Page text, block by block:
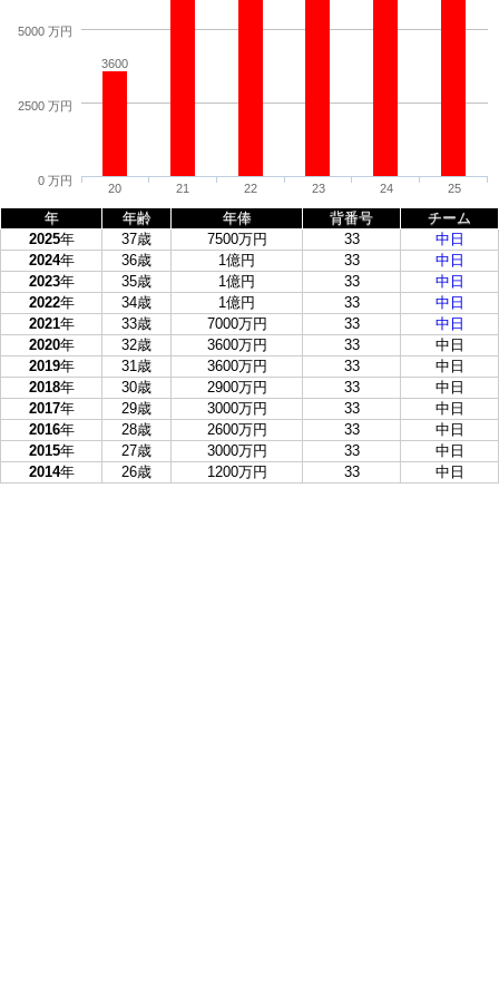
3600
20 21 22 23 24 25
0 万円
2500 万円
5000 万円
年 年齢 年俸 背番号
チーム
2025年 37歳 7500万円 33
中日
2024年 36歳 1億円 33
中日
2023年 35歳 1億円 33
中日
2022年 34歳 1億円 33
中日
2021年 33歳 7000万円 33
中日
2020年 32歳 3600万円 33
中日
2019年 31歳 3600万円 33
中日
2018年 30歳 2900万円 33
中日
2017年 29歳 3000万円 33
中日
2016年 28歳 2600万円 33
中日
2015年 27歳 3000万円 33
中日
2014年 26歳 1200万円 33 中日